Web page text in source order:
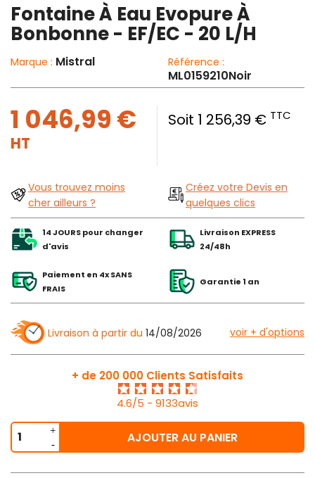
Fontaine À Eau Evopure À
Bonbonne - EF/EC - 20 L/H
Marque : Mistral Référence :
ML0159210Noir
1 046,99 €
HT
Soit 1 256,39 € TTC
Vous trouvez moins
cher ailleurs ?
Créez votre Devis en
quelques clics
14 JOURS pour changer
d'avis
Livraison EXPRESS
24/48h
Paiement en 4x SANS
FRAIS
Garantie 1 an
Livraison à partir du 14/08/2026 voir + d'options
+ de 200 000 Clients Satisfaits
4.6/5 - 9133avis
AJOUTER AU PANIER